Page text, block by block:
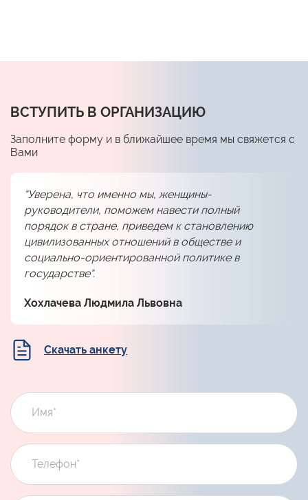
ВСТУПИТЬ В ОРГАНИЗАЦИЮ
Заполните форму и в ближайшее время мы свяжется с
Вами
“Уверена, что именно мы, женщины-
руководители, поможем навести полный
порядок в стране, приведем к становлению
цивилизованных отношений в обществе и
социально-ориентированной политике в
государстве“.
Хохлачева Людмила Львовна
Скачать анкету